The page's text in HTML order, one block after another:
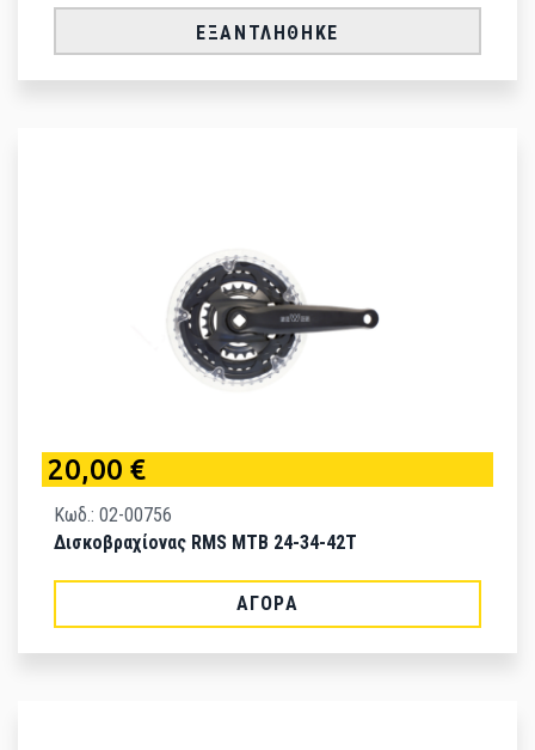
ΕΞΑΝΤΛΉΘΗΚΕ
20,00 €
Κωδ.: 02-00756
Δισκοβραχίονας RMS MTB 24-34-42T
ΑΓΟΡΆ